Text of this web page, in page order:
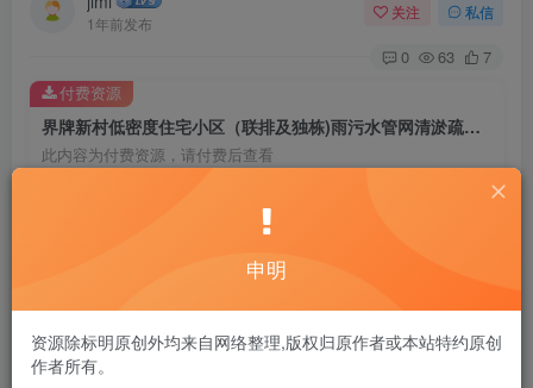
1年前发布
关注 私信
0 63 7
界牌新村低密度住宅小区（联排及独栋)雨污水管网清淤疏通检测项目采购公告
此内容为付费资源，请付费后查看
20
您当前未登录！建议登陆后购买，可保存购买订单
付费资源
申明
资源除标明原创外均来自网络整理,版权归原作者或本站特约原创
作者所有。